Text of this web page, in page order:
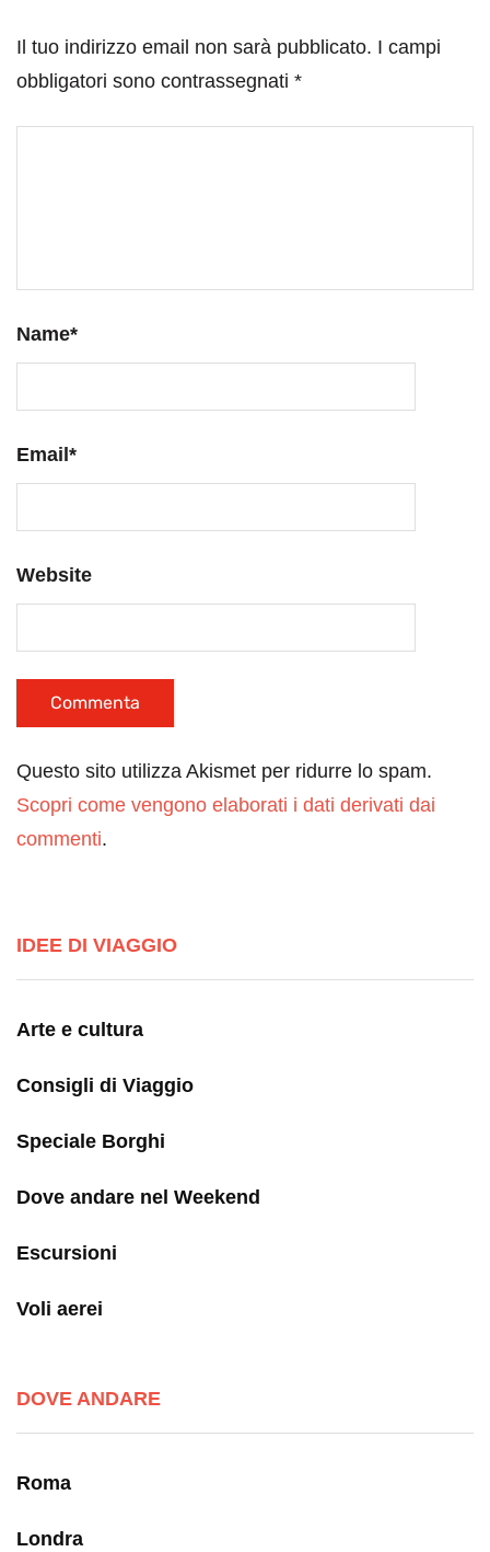
Il tuo indirizzo email non sarà pubblicato. I campi
obbligatori sono contrassegnati *
Name*
Email *
Website
Questo sito utilizza Akismet per ridurre lo spam.
Scopri come vengono elaborati i dati derivati dai
commenti.
IDEE DI VIAGGIO
Arte e cultura
Consigli di Viaggio
Speciale Borghi
Dove andare nel Weekend
Escursioni
Voli aerei
DOVE ANDARE
Roma
Londra